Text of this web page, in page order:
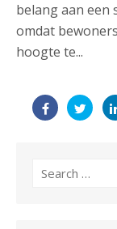
belang aan een
omdat
hoogte te...
for: